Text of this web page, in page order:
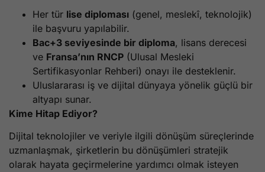
Her tür lise diploması (genel, meslekî, teknolojik)
ile başvuru yapılabilir.
Bac+3 seviyesinde bir diploma, lisans derecesi
ve Fransa’nın RNCP (Ulusal Mesleki
Sertifikasyonlar Rehberi) onayı ile desteklenir.
Uluslararası iş ve dijital dünyaya yönelik güçlü bir
altyapı sunar.
Kime Hitap Ediyor?
Dijital teknolojiler ve veriyle ilgili dönüşüm süreçlerinde
uzmanlaşmak, şirketlerin bu dönüşümleri stratejik
olarak hayata geçirmelerine yardımcı olmak isteyen